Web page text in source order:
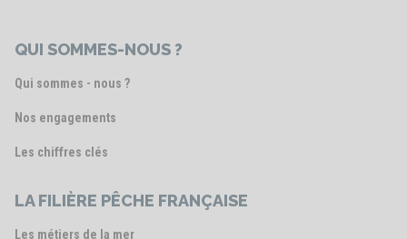
QUI SOMMES-NOUS ?
Qui sommes - nous ?
Nos engagements
Les chiffres clés
LA FILIÈRE PÊCHE FRANÇAISE
Les métiers de la mer